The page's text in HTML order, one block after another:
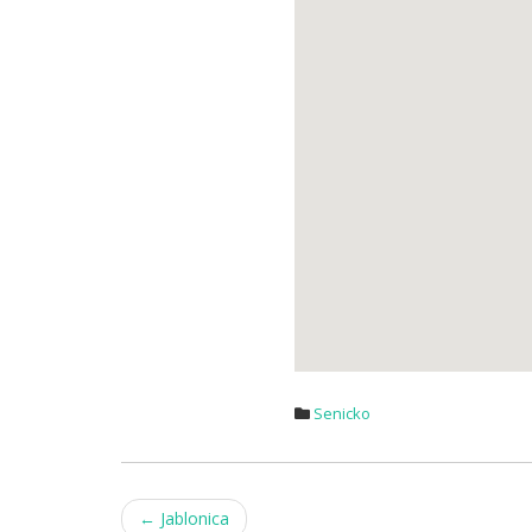
Senicko
Post
← Jablonica